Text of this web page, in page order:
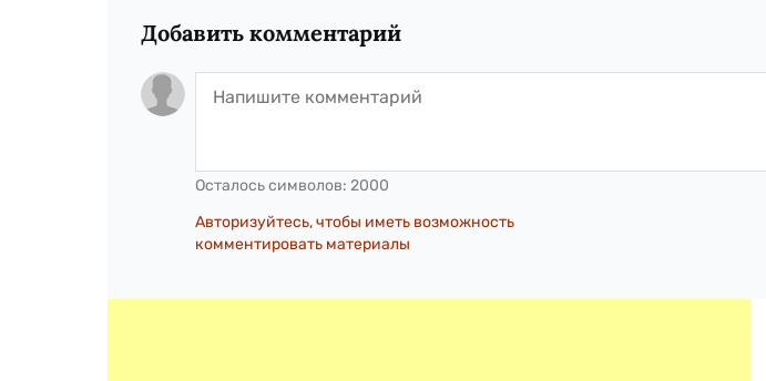
Добавить комментарий
Осталось символов: 2000
Авторизуйтесь, чтобы иметь возможность
комментировать материалы